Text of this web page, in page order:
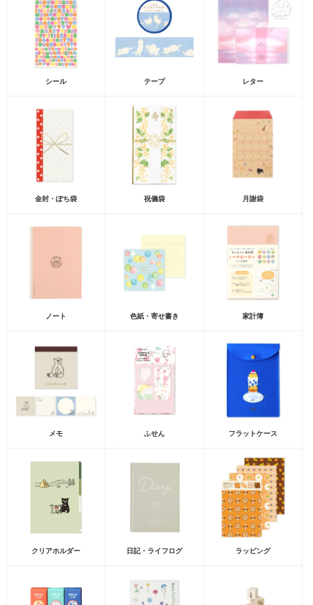
シール テープ レター
金封・ぽち袋 祝儀袋 月謝袋
ノート 色紙・寄せ書き 家計簿
メモ ふせん フラットケース
クリアホルダー 日記・ライフログ ラッピング